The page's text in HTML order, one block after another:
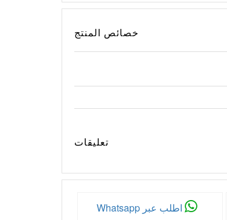
خصائص المنتج
تعليقات
اطلب عبر Whatsapp